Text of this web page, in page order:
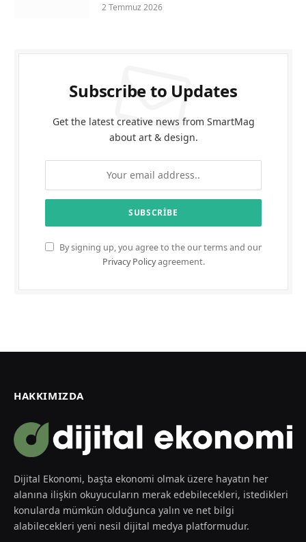
2 Temmuz 2026
Subscribe to Updates
Get the latest creative news from SmartMag
about art & design.
By signing up, you agree to the our terms and our
Privacy Policyagreement.
HAKKIMIZDA
Dijital Ekonomi, başta ekonomi olmak üzere hayatın her
alanına ilişkin okuyucuların merak edebilecekleri, istedikleri
konularda mümkün olduğunca yalın ve net bilgi
alabilecekleri yeni nesil dijital medya platformudur.